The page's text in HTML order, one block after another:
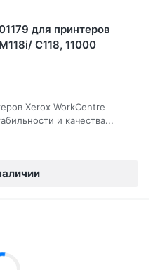
для принтеров
C118, 11000
Xerox WorkCentre
и качества...